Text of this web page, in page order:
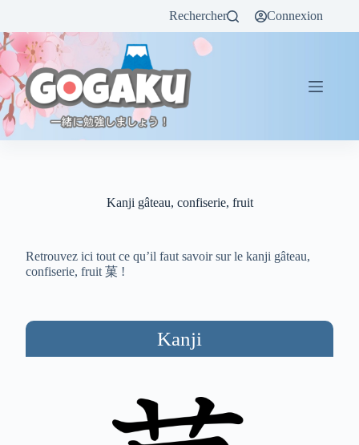
Rechercher Connexion
Kanji gâteau, confiserie, fruit
Retrouvez ici tout ce qu’il faut savoir sur le kanji gâteau,
confiserie, fruit 菓 !
Kanji